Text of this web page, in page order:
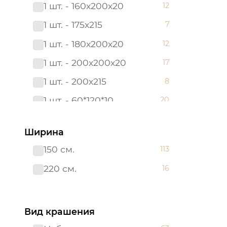
180*200
180х200х20
2 сп. с Евро
2,0 сп.
200х200х20
220*200 3
240*215 3
48*48
1 шт. - 160х200х20 12
1 шт. - 175х215 7
1 шт. - 180х200х20 12
1 шт. - 200х200х20 17
1 шт. - 200х215 8
1 шт. - 60*120*10 20
2 шт. - 50х70
2 шт. - 70х70
Борта:6шт
Наволочка: 1 шт. - 40*60
Ширина
150 см.
113
220 см. 16
Вид крашения